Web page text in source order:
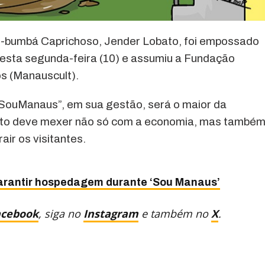
Caprichoso, Jender Lobato, foi empossado
segunda-feira (10) e assumiu a Fundação
(Manauscult).
em sua gestão, será o maior da
deve mexer não só com a economia, mas
os visitantes.
hospedagem durante ‘Sou Manaus’
, siga no Instagram e também no X.